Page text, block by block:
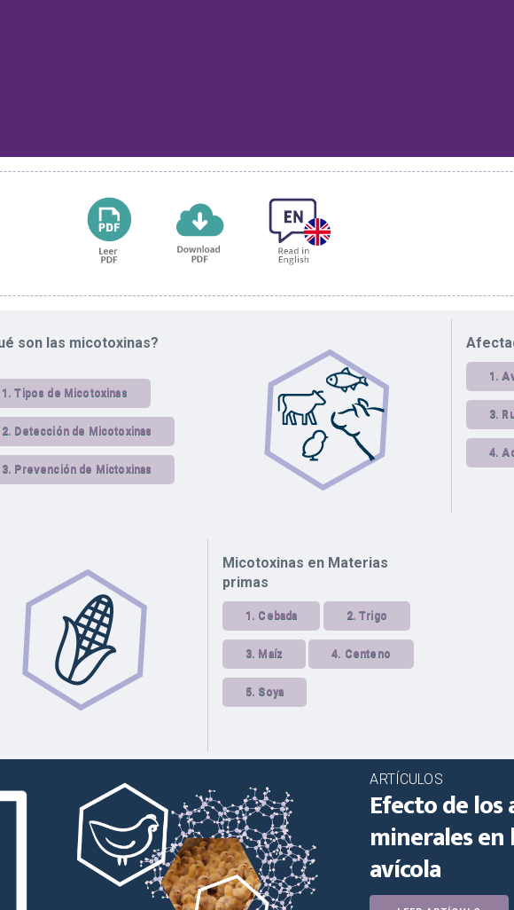
son las micotoxinas?
1.Tipos de Micotoxinas
2. Detección de Micotoxinas
3. Prevención de Mictoxinas
1.
3.
4.
Micotoxinas en Materias
primas
1. Cebada 2.Trigo
3. Maíz 4. Centeno
5. Soya
ARTÍCULOS
Efecto de
minerales
avícola